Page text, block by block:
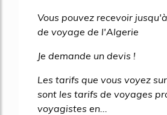
Vous pouvez recevoir
de voyage de l'Algerie
Je demande un devis !
Les tarifs que vous voyez sur
sont les tarifs de voyages
voyagistes en...